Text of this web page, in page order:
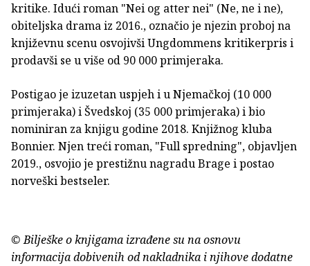
kritike. Idući roman "Nei og atter nei" (Ne, ne i ne),
obiteljska drama iz 2016., označio je njezin proboj na
književnu scenu osvojivši Ungdommens kritikerpris i
prodavši se u više od 90 000 primjeraka.
Postigao je izuzetan uspjeh i u Njemačkoj (10 000
primjeraka) i Švedskoj (35 000 primjeraka) i bio
nominiran za knjigu godine 2018. Knjižnog kluba
Bonnier. Njen treći roman, "Full spredning", objavljen
2019., osvojio je prestižnu nagradu Brage i postao
norveški bestseler.
© Bilješke o knjigama izrađene su na osnovu
informacija dobivenih od nakladnika i njihove dodatne